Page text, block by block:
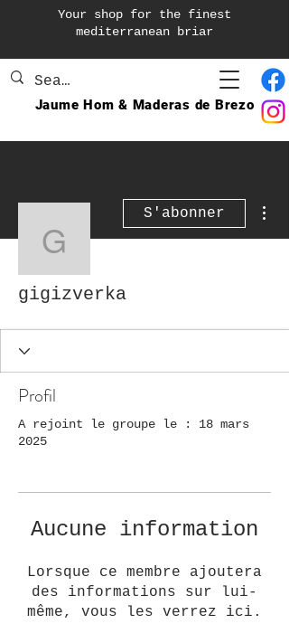
Your shop for the finest
mediterranean briar
Jaume Hom & Maderas de Brezo
gigizverka
S'abonner
gigizverka
Profil
A rejoint le groupe le : 18 mars
2025
Aucune information
Lorsque ce membre ajoutera
des informations sur lui-
même, vous les verrez ici.